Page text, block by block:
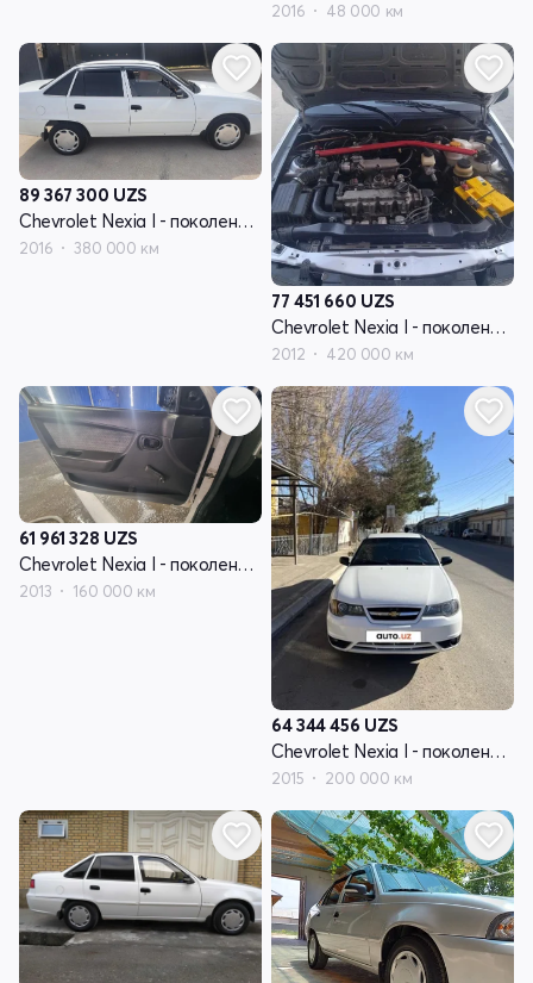
2016 48 000 км
89 367 300 UZS
Chevrolet Nexia I - поколение рестайлинг
2016 380 000 км
77 451 660 UZS
Chevrolet Nexia I - поколение рестайлинг
2012 420 000 км
61 961 328 UZS
Chevrolet Nexia I - поколение рестайлинг
2013 160 000 км
64 344 456 UZS
Chevrolet Nexia I - поколение рестайлинг
2015 200 000 км